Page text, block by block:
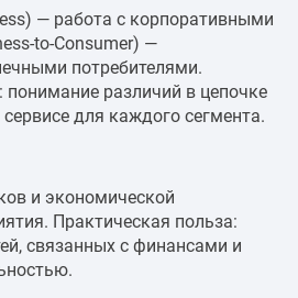
— работа с корпоративными
to-Consumer) —
потребителями.
понимание различий в цепочке
для каждого сегмента.
и экономической
Практическая польза:
связанных с финансами и